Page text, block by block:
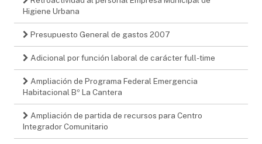
Higiene Urbana
Presupuesto General de gastos 2007
Adicional por función laboral de carácter full-time
Ampliación de Programa Federal Emergencia
Habitacional Bº La Cantera
Ampliación de partida de recursos para Centro
Integrador Comunitario